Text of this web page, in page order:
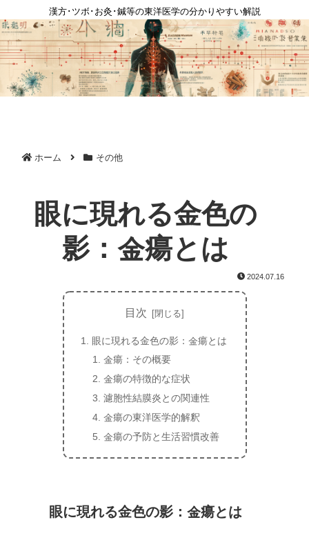
漢方･ツボ･お灸･鍼等の東洋医学の分かりやすい解説
ホーム その他
眼に現れる金色の
影：金瘍とは
2024.07.16
目次
眼に現れる金色の影：金瘍とは
金瘍：その概要
金瘍の特徴的な症状
濾胞性結膜炎との関連性
金瘍の東洋医学的解釈
金瘍の予防と生活習慣改善
眼に現れる金色の影：金瘍とは